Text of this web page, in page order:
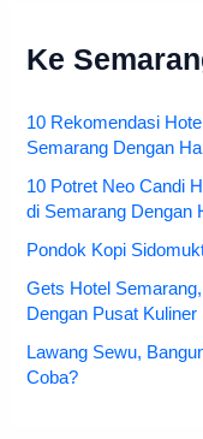
Ke
10 Rekomendasi
Semarang Dengan
10 Potret Neo Candi
di Semarang Dengan
Pondok Kopi
Gets Hotel
Dengan Pusat
Lawang Sewu,
Coba?